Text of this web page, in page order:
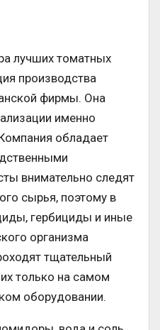
лучших томатных
производства
фирмы. Она
именно
обладает
внимательно следят
сырья, поэтому в
гербициды и иные
организма
тщательный
только на самом
оборудовании.